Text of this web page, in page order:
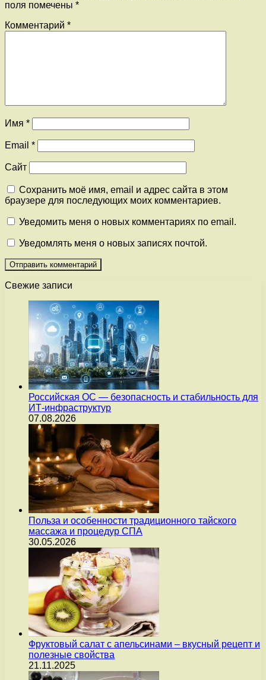
поля помечены *
Комментарий *
Имя *
Email *
Сайт
Сохранить моё имя, email и адрес сайта в этом
браузере для последующих моих комментариев.
Уведомить меня о новых комментариях по email.
Уведомлять меня о новых записях почтой.
Свежие записи
Российская ОС — безопасность и стабильность для
ИТ-инфраструктур
07.08.2026
Польза и особенности традиционного тайского
массажа и процедур СПА
30.05.2026
Фруктовый салат с апельсинами – вкусный рецепт и
полезные свойства
21.11.2025